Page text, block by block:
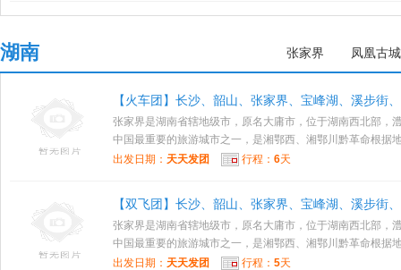
湖南 张家界 凤凰古城
【火车团】长沙、韶山、张家界、宝峰湖、溪步街
张家界是湖南省辖地级市，原名大庸市，位于湖南西北部，
中国最重要的旅游城市之一，是湘鄂西、湘鄂川黔革命根据
出发日期： 天天发团 行程： 6天
【双飞团】长沙、韶山、张家界、宝峰湖、溪步街
张家界是湖南省辖地级市，原名大庸市，位于湖南西北部，
中国最重要的旅游城市之一，是湘鄂西、湘鄂川黔革命根据
出发日期： 天天发团 行程： 5天